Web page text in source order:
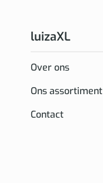
luizaXL
Over ons
Ons assortiment
Contact